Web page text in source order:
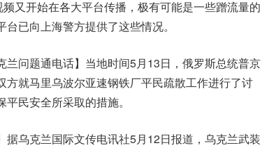
又开始在各大平台传播，极有可能是一些蹭流量的
已向上海警方提供了这些情况。
兰问题通电话】当地时间5月13日，俄罗斯总统普京
就马里乌波尔亚速钢铁厂平民疏散工作进行了讨
民安全所采取的措施。
据乌克兰国际文传电讯社5月12日报道，乌克兰武装